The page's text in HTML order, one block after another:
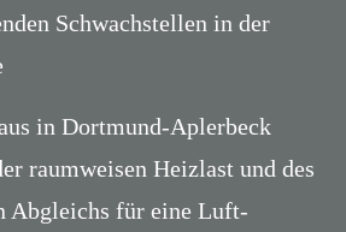
Schwachstellen in der
in Dortmund-Aplerbeck
raumweisen Heizlast und des
Abgleichs für eine Luft-